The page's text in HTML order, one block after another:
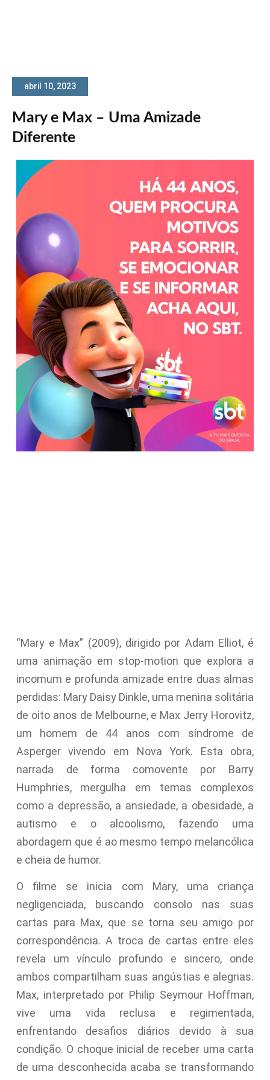
abril 10, 2023
Mary e Max – Uma Amizade
Diferente
“Mary e Max” (2009), dirigido por Adam Elliot, é
uma animação em stop-motion que explora a
incomum e profunda amizade entre duas almas
perdidas: Mary Daisy Dinkle, uma menina solitária
de oito anos de Melbourne, e Max Jerry Horovitz,
um homem de 44 anos com síndrome de
Asperger vivendo em Nova York. Esta obra,
narrada de forma comovente por Barry
Humphries, mergulha em temas complexos
como a depressão, a ansiedade, a obesidade, a
autismo e o alcoolismo, fazendo uma
abordagem que é ao mesmo tempo melancólica
e cheia de humor.
O filme se inicia com Mary, uma criança
negligenciada, buscando consolo nas suas
cartas para Max, que se torna seu amigo por
correspondência. A troca de cartas entre eles
revela um vínculo profundo e sincero, onde
ambos compartilham suas angústias e alegrias.
Max, interpretado por Philip Seymour Hoffman,
vive uma vida reclusa e regimentada,
enfrentando desafios diários devido à sua
condição. O choque inicial de receber uma carta
de uma desconhecida acaba se transformando